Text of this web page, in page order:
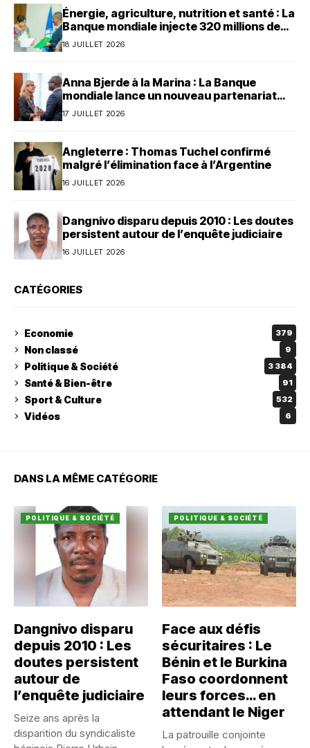
Énergie, agriculture, nutrition et santé : La
Banque mondiale injecte 320 millions de
dollars au Bénin
18 JUILLET 2026
Anna Bjerde à la Marina : La Banque
mondiale lance un nouveau partenariat
avec le Bénin
17 JUILLET 2026
Angleterre : Thomas Tuchel confirmé
malgré l’élimination face à l’Argentine
16 JUILLET 2026
Dangnivo disparu depuis 2010 : Les doutes
persistent autour de l’enquête judiciaire
16 JUILLET 2026
CATÉGORIES
Economie 379
Non classé 9
Politique & Société 3 384
Santé & Bien-être 91
Sport & Culture 532
Vidéos 6
DANS LA MÊME CATÉGORIE
POLITIQUE & SOCIÉTÉ
Dangnivo disparu
depuis 2010 : Les
doutes persistent
autour de
l’enquête judiciaire
Seize ans après la
disparition du syndicaliste
POLITIQUE & SOCIÉTÉ
Face aux défis
sécuritaires : Le
Bénin et le Burkina
Faso coordonnent
leurs forces… en
attendant le Niger
La patrouille conjointe